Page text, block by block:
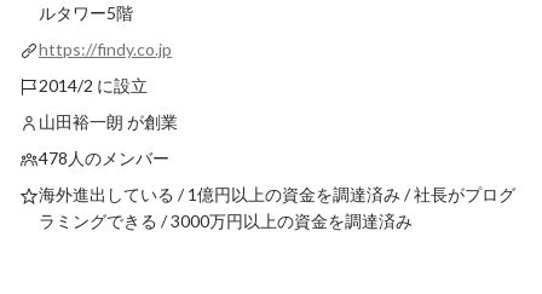
ルタワー5階
https://findy.co.jp
2014/2 に設立
山田裕一朗 が創業
478人のメンバー
海外進出している / 1億円以上の資金を調達済み / 社長がプログ
ラミングできる / 3000万円以上の資金を調達済み